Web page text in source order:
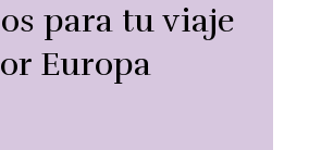
para tu viaje
Europa